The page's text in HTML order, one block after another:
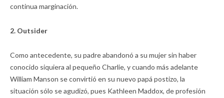
continua marginación.
2. Outsider
Como antecedente, su padre abandonó a su mujer sin haber
conocido siquiera al pequeño Charlie, y cuando más adelante
William Manson se convirtió en su nuevo papá postizo, la
situación sólo se agudizó, pues Kathleen Maddox, de profesión